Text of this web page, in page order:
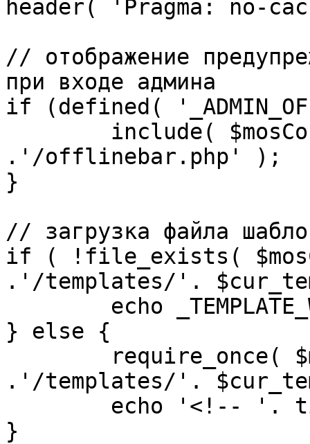
header( 'Pragma: no-
// отображение
при входе админа
if (defined(
.'/offlinebar.php' );
}
// загрузка файла
if ( !file_exists(
.'/templates/'.
} else {
.'/templates/'.
}